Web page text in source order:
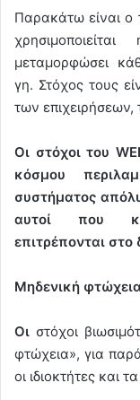
Παρακάτω είναι ο
μεταμορφώσει
γη. Στόχος τους
των
Οι στόχοι του
κόσμου
συστήματος
αυτοί που
επιτρέπονται στο
Μηδενική
Οι στόχοι
φτώχεια», για
οι ιδιοκτήτες και